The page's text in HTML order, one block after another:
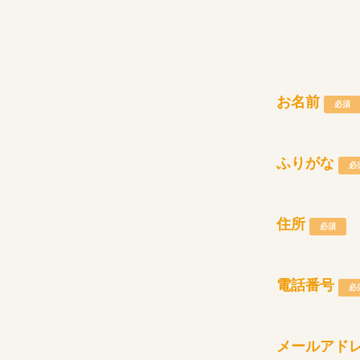
お名前 必須
ふりがな 必
住所 必須
電話番号 必
メールアド